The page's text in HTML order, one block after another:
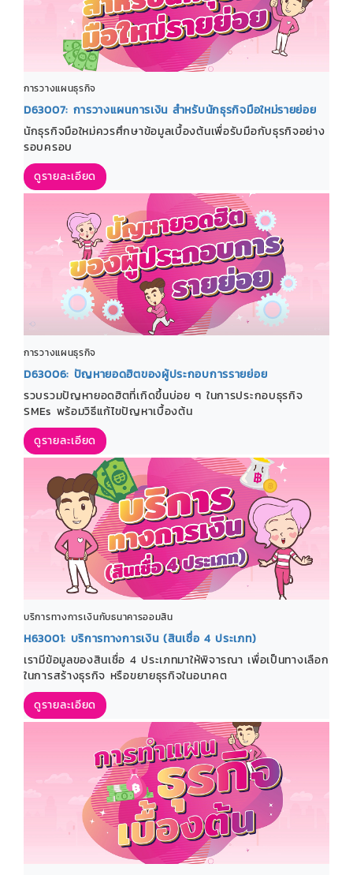
การวางแผนธุรกิจ
D63007: การวางแผนการเงิน สำหรับนักธุรกิจมือใหม่รายย่อย
นักธุรกิจมือใหม่ควรศึกษาข้อมูลเบื้องต้นเพื่อรับมือกับธุรกิจอย่าง
รอบครอบ
ดูรายละเอียด
การวางแผนธุรกิจ
D63006: ปัญหายอดฮิตของผู้ประกอบการรายย่อย
รวบรวมปัญหายอดฮิตที่เกิดขึ้นบ่อย ๆ ในการประกอบธุรกิจ
SMEs พร้อมวิธีแก้ไขปัญหาเบื้องต้น
ดูรายละเอียด
บริการทางการเงินกับธนาคารออมสิน
H63001: บริการทางการเงิน (สินเชื่อ 4 ประเภท)
เรามีข้อมูลของสินเชื่อ 4 ประเภทมาให้พิจารณา เพื่อเป็นทางเลือก
ในการสร้างธุรกิจ หรือขยายธุรกิจในอนาคต
ดูรายละเอียด